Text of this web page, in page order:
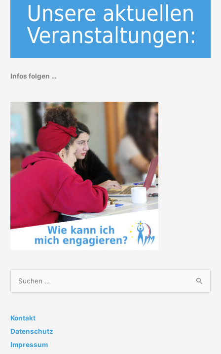
Infos folgen …
h
e
n
Kontakt
Datenschutz
Impressum